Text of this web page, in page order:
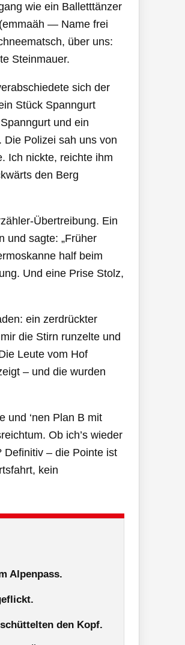
wie ein Balletttänzer
— Name frei
über uns:
Steinmauer.
sich der
Stück Spanngurt
und ein
Polizei sah uns von
Ich nickte, reichte ihm
den Berg
Übertreibung. Ein
und sagte: „Früher
half beim
Und eine Prise Stolz,
ein zerdrückter
die Stirn runzelte und
Leute vom Hof
– und die wurden
und ‘nen Plan B mit
Ob ich’s wieder
Definitiv – die Pointe ist
kein
Alpenpass.
den Kopf.